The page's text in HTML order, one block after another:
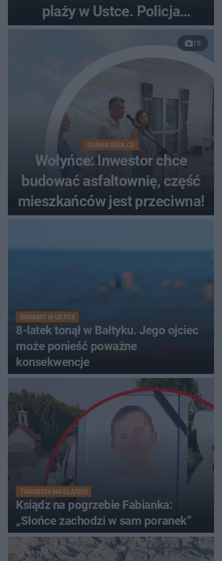
plaży w Ustce. Policja
musiała zamknąć odcinek
15
GMINA SIEDLCE
Wołyńce: Inwestor chce
budować asfaltownię, część
mieszkańców jest przeciwna!
DRAMAT W USTCE
8-latek tonął w Bałtyku. Jego ojciec
może ponieść poważne
konsekwencje
TRAGEDIA NA ŚLĄSKU
Ksiądz na pogrzebie Fabianka:
„Słońce zachodzi w sam poranek”